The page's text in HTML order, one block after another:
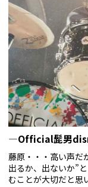
—Official髭男
藤原・・・高い声だ
出るか、出ないか”
むことが大切だと思